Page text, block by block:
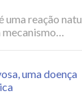
uma reação
mecanismo…
uma doença